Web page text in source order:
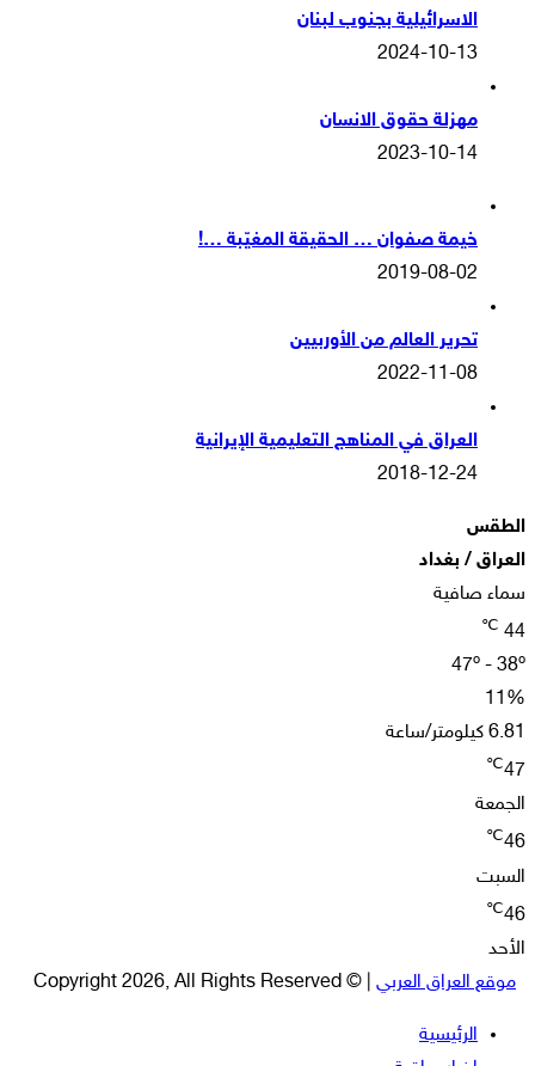
الاسرائيلية بجنوب لبنان
2024-10-13
مهزلة حقوق الانسان
2023-10-14
خيمة صفوان … الحقيقة المغيّبة …!
2019-08-02
تحرير العالم من الأوربيين
2022-11-08
العراق في المناهج التعليمية الإيرانية
2018-12-24
الطقس
العراق / بغداد
سماء صافية
44
℃
47º - 38º
11%
6.81 كيلومتر/ساعة
47
℃
الجمعة
46
℃
السبت
46
℃
الأحد
موقع العراق العربي | © Copyright 2026, All Rights Reserved
الرئيسية